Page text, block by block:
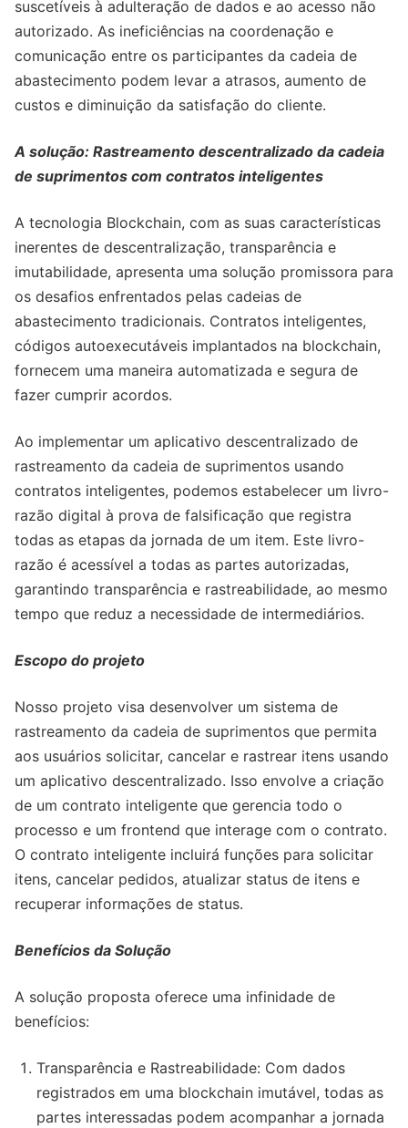
suscetíveis à adulteração de dados e ao acesso não
autorizado. As ineficiências na coordenação e
comunicação entre os participantes da cadeia de
abastecimento podem levar a atrasos, aumento de
custos e diminuição da satisfação do cliente.
A solução: Rastreamento descentralizado da cadeia
de suprimentos com contratos inteligentes
A tecnologia Blockchain, com as suas características
inerentes de descentralização, transparência e
imutabilidade, apresenta uma solução promissora para
os desafios enfrentados pelas cadeias de
abastecimento tradicionais. Contratos inteligentes,
códigos autoexecutáveis ​​implantados na blockchain,
fornecem uma maneira automatizada e segura de
fazer cumprir acordos.
Ao implementar um aplicativo descentralizado de
rastreamento da cadeia de suprimentos usando
contratos inteligentes, podemos estabelecer um livro-
razão digital à prova de falsificação que registra
todas as etapas da jornada de um item. Este livro-
razão é acessível a todas as partes autorizadas,
garantindo transparência e rastreabilidade, ao mesmo
tempo que reduz a necessidade de intermediários.
Escopo do projeto
Nosso projeto visa desenvolver um sistema de
rastreamento da cadeia de suprimentos que permita
aos usuários solicitar, cancelar e rastrear itens usando
um aplicativo descentralizado. Isso envolve a criação
de um contrato inteligente que gerencia todo o
processo e um frontend que interage com o contrato.
O contrato inteligente incluirá funções para solicitar
itens, cancelar pedidos, atualizar status de itens e
recuperar informações de status.
Benefícios da Solução
A solução proposta oferece uma infinidade de
benefícios:
Transparência e Rastreabilidade: Com dados
registrados em uma blockchain imutável, todas as
partes interessadas podem acompanhar a jornada